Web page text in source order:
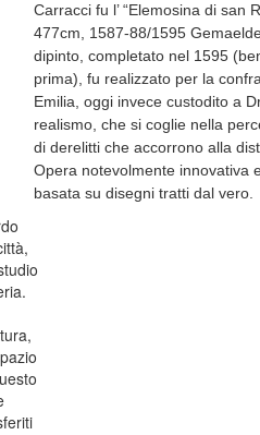
Carracci fu l’ “Elemosina di san
477cm, 1587-88/1595
dipinto, completato nel 1595
prima), fu realizzato per la
Emilia, oggi invece custodito a
realismo, che si coglie nella
di derelitti che accorrono alla
Opera notevolmente innovativa
basata su disegni tratti dal vero.